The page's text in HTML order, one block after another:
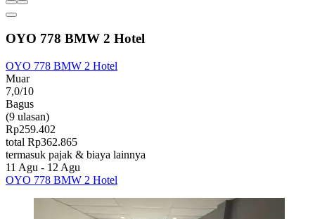
OYO 778 BMW 2 Hotel
OYO 778 BMW 2 Hotel
Muar
7,0/10
Bagus
(9 ulasan)
Rp259.402
total Rp362.865
termasuk pajak & biaya lainnya
11 Agu - 12 Agu
OYO 778 BMW 2 Hotel